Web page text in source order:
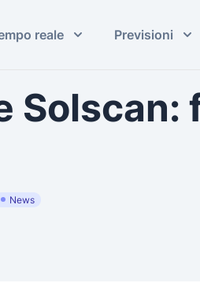
reale Previsioni
Solscan:
News